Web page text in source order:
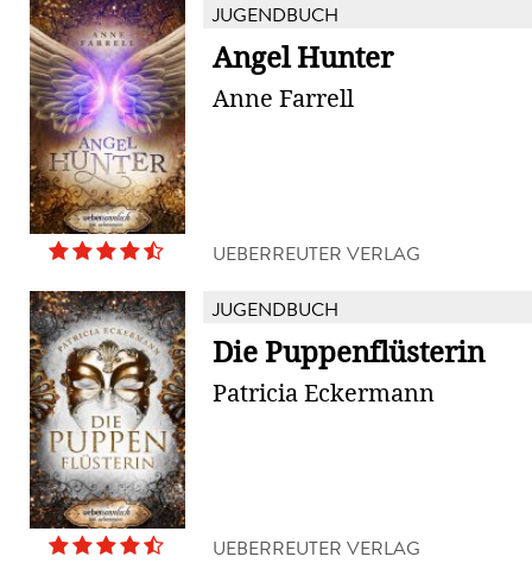
JUGENDBUCH
Angel Hunter
Anne Farrell
UEBERREUTER VERLAG
JUGENDBUCH
Die Puppenflüsterin
Patricia Eckermann
UEBERREUTER VERLAG